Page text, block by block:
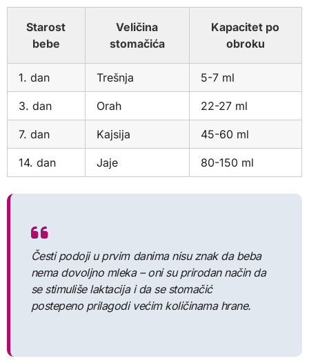
Starost
bebe
Veličina
stomačića
Kapacitet po
obroku
1. dan Trešnja 5-7 ml
3. dan Orah 22-27 ml
7. dan Kajsija 45-60 ml
14. dan Jaje 80-150 ml
Česti podoji u prvim danima nisu znak da beba
nema dovoljno mleka – oni su prirodan način da
se stimuliše laktacija i da se stomačić
postepeno prilagodi većim količinama hrane.